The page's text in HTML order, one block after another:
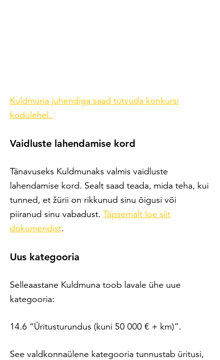
Kuldmuna juhendiga saad tutvuda konkursi
kodulehel.
Vaidluste lahendamise kord
Tänavuseks Kuldmunaks valmis vaidluste
lahendamise kord. Sealt saad teada, mida teha, kui
tunned, et žürii on rikkunud sinu õigusi või
piiranud sinu vabadust. Täpsemalt loe siit
dokumendist.
Uus kategooria
Selleaastane Kuldmuna toob lavale ühe uue
kategooria:
14.6 “Üritusturundus (kuni 50 000 € + km)”.
See valdkonnaülene kategooria tunnustab üritusi,